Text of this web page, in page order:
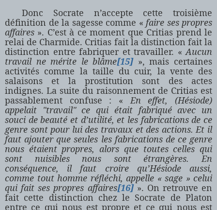
Donc Socrate n’accepte cette troisième
définition de la sagesse comme « faire ses propres
affaires ». C’est à ce moment que Critias prend le
relai de Charmide. Critias fait la distinction fait la
distinction entre fabriquer et travailler. « Aucun
travail ne mérite le blâme[15]», mais certaines
activités comme la taille du cuir, la vente des
salaisons et la prostitution sont des actes
indignes. La suite du raisonnement de Critias est
passablement confuse : « En effet, (Hésiode)
appelait "travail" ce qui était fabriqué avec un
souci de beauté et d’utilité, et les fabrications de ce
genre sont pour lui des travaux et des actions. Et il
faut ajouter que seules les fabrications de ce genre
nous étaient propres, alors que toutes celles qui
sont nuisibles nous sont étrangères. En
conséquence, il faut croire qu’Hésiode aussi,
comme tout homme réfléchi, appelle « sage » celui
qui fait ses propres affaires[16]». On retrouve en
fait cette distinction chez le Socrate de Platon
entre ce qui nous est propre et ce qui nous est